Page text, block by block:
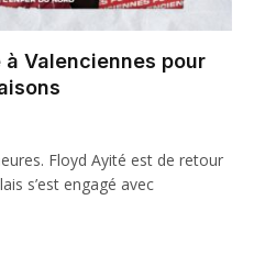
Valenciennes pour
Floyd Ayité est de retour
s’est engagé avec